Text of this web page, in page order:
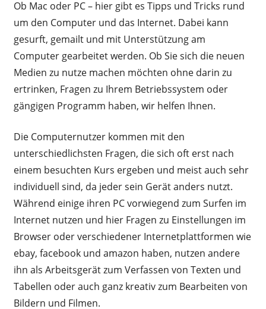
Ob Mac oder PC – hier gibt es Tipps und Tricks rund
um den Computer und das Internet. Dabei kann
gesurft, gemailt und mit Unterstützung am
Computer gearbeitet werden. Ob Sie sich die neuen
Medien zu nutze machen möchten ohne darin zu
ertrinken, Fragen zu Ihrem Betriebssystem oder
gängigen Programm haben, wir helfen Ihnen.
Die Computernutzer kommen mit den
unterschiedlichsten Fragen, die sich oft erst nach
einem besuchten Kurs ergeben und meist auch sehr
individuell sind, da jeder sein Gerät anders nutzt.
Während einige ihren PC vorwiegend zum Surfen im
Internet nutzen und hier Fragen zu Einstellungen im
Browser oder verschiedener Internetplattformen wie
ebay, facebook und amazon haben, nutzen andere
ihn als Arbeitsgerät zum Verfassen von Texten und
Tabellen oder auch ganz kreativ zum Bearbeiten von
Bildern und Filmen.